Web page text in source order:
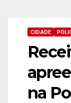
CIDADE
na